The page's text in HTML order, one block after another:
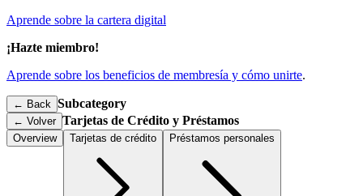
Aprende sobre la cartera digital
¡Hazte miembro!
Aprende sobre los beneficios de membresía y cómo unirte.
← Back Subcategory
← Volver Tarjetas de Crédito y Préstamos
Overview Tarjetas de crédito Préstamos personales